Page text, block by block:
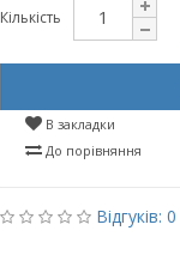
Кількість
В закладки
До порівняння
Відгуків: 0